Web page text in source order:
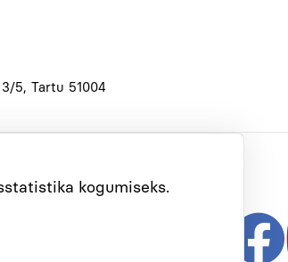
5, Tartu 51004
kogumiseks.